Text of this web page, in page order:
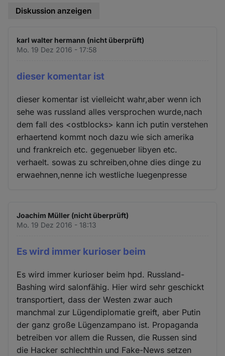
Diskussion anzeigen
karl walter hermann (nicht überprüft)
Mo. 19 Dez 2016 - 17:58
dieser komentar ist
dieser komentar ist vielleicht wahr,aber wenn ich
sehe was russland alles versprochen wurde,nach
dem fall des <ostblocks> kann ich putin verstehen
erhaertend kommt noch dazu wie sich amerika
und frankreich etc. gegenueber libyen etc.
verhaelt. sowas zu schreiben,ohne dies dinge zu
erwaehnen,nenne ich westliche luegenpresse
Joachim Müller (nicht überprüft)
Mo. 19 Dez 2016 - 18:13
Es wird immer kurioser beim
Es wird immer kurioser beim hpd. Russland-
Bashing wird salonfähig. Hier wird sehr geschickt
transportiert, dass der Westen zwar auch
manchmal zur Lügendiplomatie greift, aber Putin
der ganz große Lügenzampano ist. Propaganda
betreiben vor allem die Russen, die Russen sind
die Hacker schlechthin und Fake-News setzen